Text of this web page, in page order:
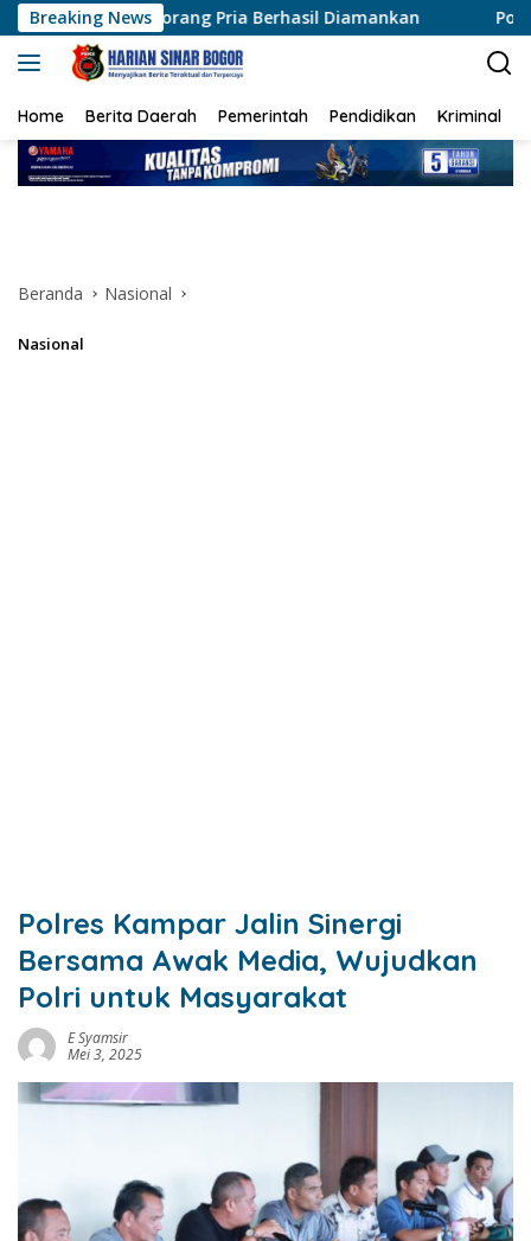
Langsung
ke
konten
Breaking News
Pria Berhasil Diamankan Polres Siak Ungkap
Home Berita Daerah Pemerintah Pendidikan Kriminal
Beranda Nasional
Nasional
Polres Kampar Jalin Sinergi
Bersama Awak Media, Wujudkan
Polri untuk Masyarakat
E Syamsir
Mei 3, 2025